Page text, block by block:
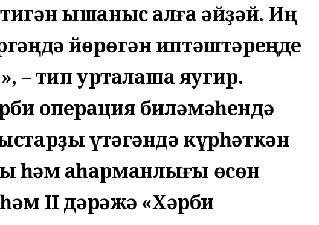
тигән ышаныс алға әйҙәй. Иң
йөрөгән иптәштәреңде
– тип уртаҡлаша яугир.
операция биләмәһендә
үтәгәндә күрһәткән
һәм ҡаһарманлығы өсөн
II дәрәжә «Хәрби